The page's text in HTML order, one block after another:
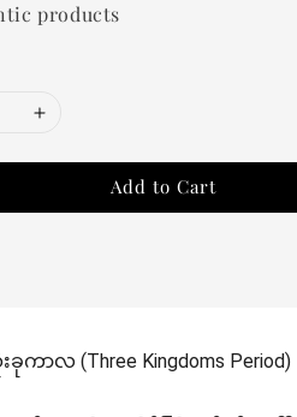
products
Add to Cart
ာလ (Three Kingdoms Period)